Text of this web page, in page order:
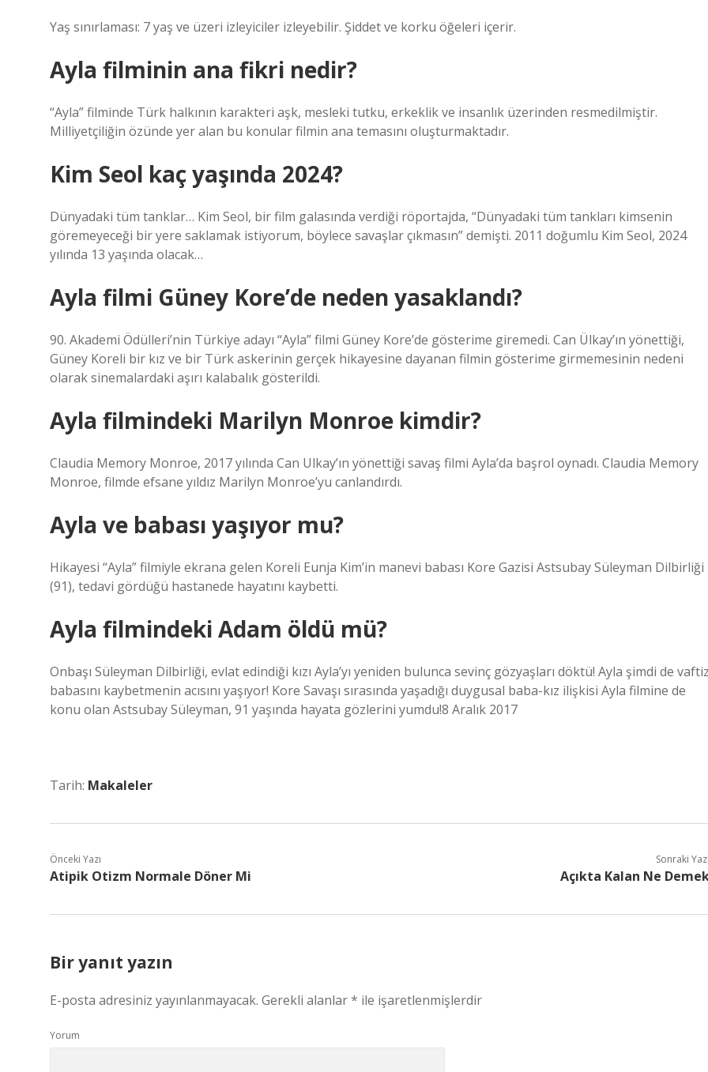
Yaş sınırlaması: 7 yaş ve üzeri izleyiciler izleyebilir. Şiddet ve korku öğeleri içerir.
Ayla filminin ana fikri nedir?
“Ayla” filminde Türk halkının karakteri aşk, mesleki tutku, erkeklik ve insanlık üzerinden resmedilmiştir.
Milliyetçiliğin özünde yer alan bu konular filmin ana temasını oluşturmaktadır.
Kim Seol kaç yaşında 2024?
Dünyadaki tüm tanklar… Kim Seol, bir film galasında verdiği röportajda, “Dünyadaki tüm tankları kimsenin
göremeyeceği bir yere saklamak istiyorum, böylece savaşlar çıkmasın” demişti. 2011 doğumlu Kim Seol, 2024
yılında 13 yaşında olacak…
Ayla filmi Güney Kore’de neden yasaklandı?
90. Akademi Ödülleri’nin Türkiye adayı “Ayla” filmi Güney Kore’de gösterime giremedi. Can Ülkay’ın yönettiği,
Güney Koreli bir kız ve bir Türk askerinin gerçek hikayesine dayanan filmin gösterime girmemesinin nedeni
olarak sinemalardaki aşırı kalabalık gösterildi.
Ayla filmindeki Marilyn Monroe kimdir?
Claudia Memory Monroe, 2017 yılında Can Ulkay’ın yönettiği savaş filmi Ayla’da başrol oynadı. Claudia Memory
Monroe, filmde efsane yıldız Marilyn Monroe’yu canlandırdı.
Ayla ve babası yaşıyor mu?
Hikayesi “Ayla” filmiyle ekrana gelen Koreli Eunja Kim’in manevi babası Kore Gazisi Astsubay Süleyman Dilbirliği
(91), tedavi gördüğü hastanede hayatını kaybetti.
Ayla filmindeki Adam öldü mü?
Onbaşı Süleyman Dilbirliği, evlat edindiği kızı Ayla’yı yeniden bulunca sevinç gözyaşları döktü! Ayla şimdi de
babasını kaybetmenin acısını yaşıyor! Kore Savaşı sırasında yaşadığı duygusal baba-kız ilişkisi Ayla filmine de
konu olan Astsubay Süleyman, 91 yaşında hayata gözlerini yumdu!8 Aralık 2017
Tarih: Makaleler
Önceki Yazı
Atipik Otizm Normale Döner Mi
Sonraki
Açıkta Kalan Ne
Bir yanıt yazın
E-posta adresiniz yayınlanmayacak. Gerekli alanlar* ile işaretlenmişlerdir
Yorum